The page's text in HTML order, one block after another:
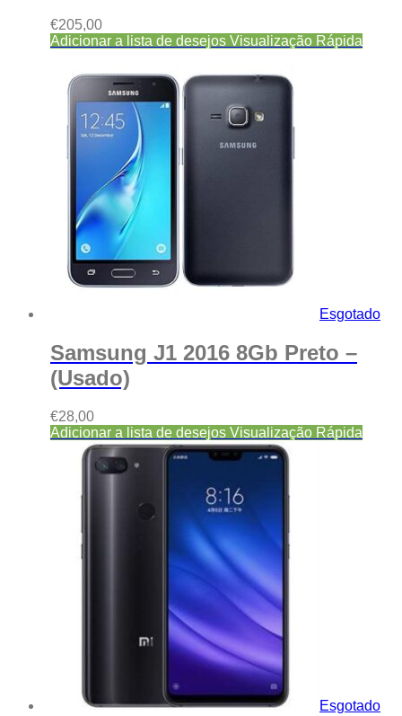
€205,00
Adicionar a lista de desejos Visualização Rápida
Esgotado
Samsung J1 2016 8Gb Preto –
(Usado)
€28,00
Adicionar a lista de desejos Visualização Rápida
Esgotado